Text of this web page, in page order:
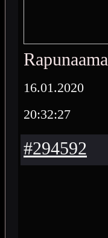
Rapunaama
16.01.2020
20:32:27
#294592